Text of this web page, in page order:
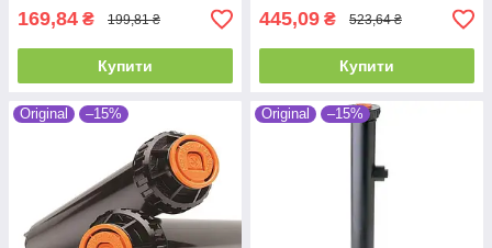
169,84 ₴ 199,81 ₴
Купити
445,09 ₴ 523,64 ₴
Купити
Original –15% Original –15%